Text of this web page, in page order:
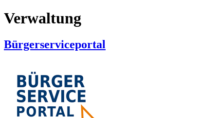
Verwaltung
Bürgerserviceportal